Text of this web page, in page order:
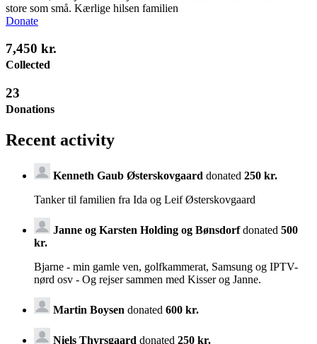
store som små. Kærlige hilsen familien
Donate
7,450 kr.
Collected
23
Donations
Recent activity
Kenneth Gaub Østerskovgaard donated 250 kr.
Tanker til familien fra Ida og Leif Østerskovgaard
Janne og Karsten Holding og Bønsdorfdonated 500
kr.
Bjarne - min gamle ven, golfkammerat, Samsung og IPTV-
nørd osv - Og rejser sammen med Kisser og Janne.
Martin Boysen donated 600 kr.
Niels Thyrsgaard donated 250 kr.